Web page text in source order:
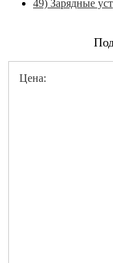
49) Зарядные
Цена: